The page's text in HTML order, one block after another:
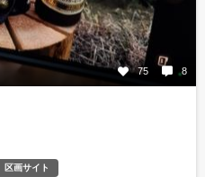
75 8
区画サイト